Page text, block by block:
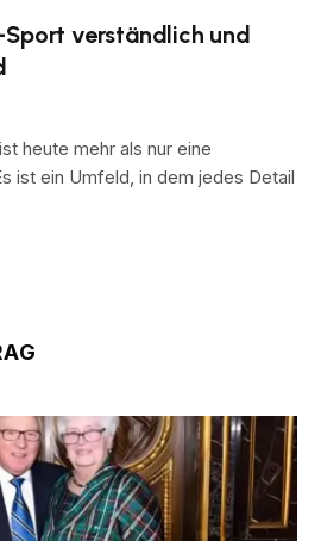
Sport verständlich und
heute mehr als nur eine
ist ein Umfeld, in dem jedes Detail